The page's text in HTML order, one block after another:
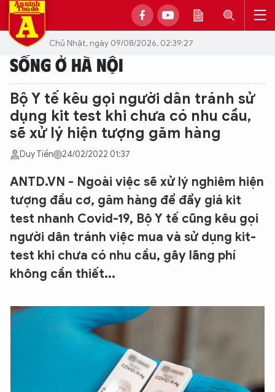
Chủ Nhật, ngày 09/08/2026, 02:39:27
SỐNG Ở HÀ NỘI
Bộ Y tế kêu gọi người dân tránh sử
dụng kit test khi chưa có nhu cầu,
sẽ xử lý hiện tượng găm hàng
Duy Tiến 24/02/2022 01:37
ANTD.VN - Ngoài việc sẽ xử lý nghiêm hiện
tượng đầu cơ, găm hàng để đẩy giá kit
test nhanh Covid-19, Bộ Y tế cũng kêu gọi
người dân tránh việc mua và sử dụng kit-
test khi chưa có nhu cầu, gây lãng phí
không cần thiết...